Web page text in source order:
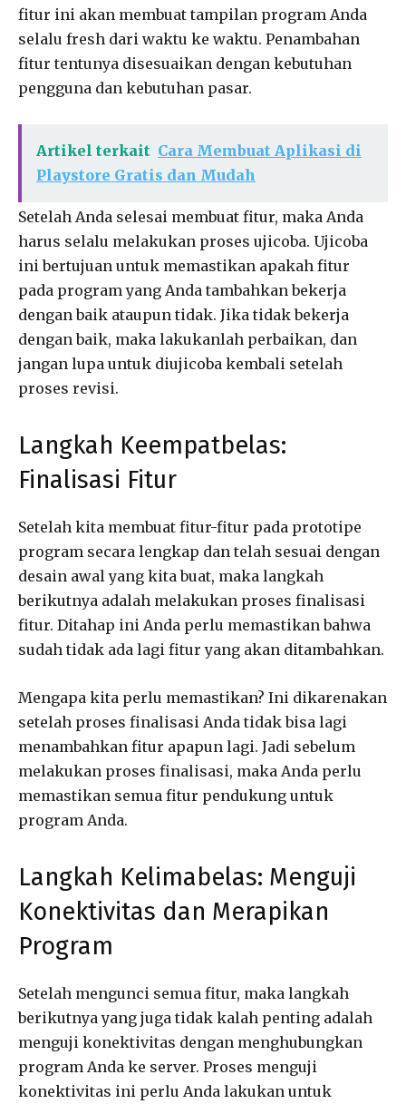
fitur ini akan membuat tampilan program Anda
selalu fresh dari waktu ke waktu. Penambahan
fitur tentunya disesuaikan dengan kebutuhan
pengguna dan kebutuhan pasar.
Artikel terkait Cara Membuat Aplikasi di
Playstore Gratis dan Mudah
Setelah Anda selesai membuat fitur, maka Anda
harus selalu melakukan proses ujicoba. Ujicoba
ini bertujuan untuk memastikan apakah fitur
pada program yang Anda tambahkan bekerja
dengan baik ataupun tidak. Jika tidak bekerja
dengan baik, maka lakukanlah perbaikan, dan
jangan lupa untuk diujicoba kembali setelah
proses revisi.
Langkah Keempatbelas:
Finalisasi Fitur
Setelah kita membuat fitur-fitur pada prototipe
program secara lengkap dan telah sesuai dengan
desain awal yang kita buat, maka langkah
berikutnya adalah melakukan proses finalisasi
fitur. Ditahap ini Anda perlu memastikan bahwa
sudah tidak ada lagi fitur yang akan ditambahkan.
Mengapa kita perlu memastikan? Ini dikarenakan
setelah proses finalisasi Anda tidak bisa lagi
menambahkan fitur apapun lagi. Jadi sebelum
melakukan proses finalisasi, maka Anda perlu
memastikan semua fitur pendukung untuk
program Anda.
Langkah Kelimabelas: Menguji
Konektivitas dan Merapikan
Program
Setelah mengunci semua fitur, maka langkah
berikutnya yang juga tidak kalah penting adalah
menguji konektivitas dengan menghubungkan
program Anda ke server. Proses menguji
konektivitas ini perlu Anda lakukan untuk